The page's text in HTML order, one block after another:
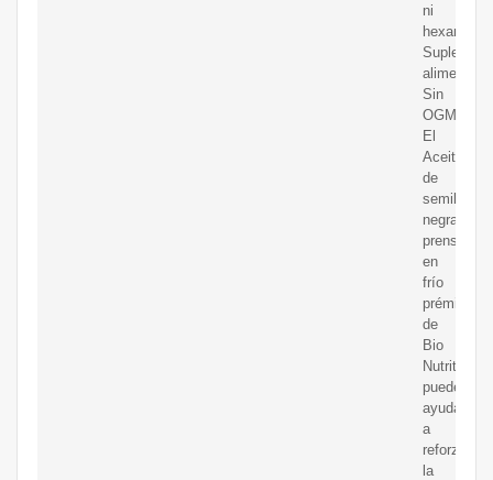
ni
hexano.
Sin
OGM.
El
Aceite
de
semilla
negra
prensado
en
frío
prémium
de
Bio
Nutrition
puede
ayudar
a
reforzar
la